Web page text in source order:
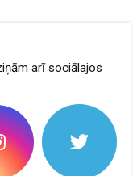
arī sociālajos